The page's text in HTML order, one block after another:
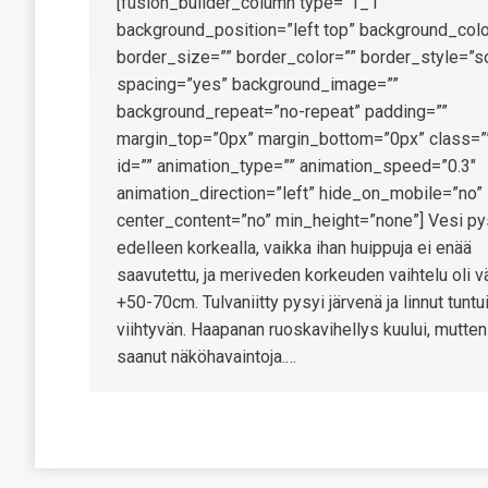
background_position=”left top”
border_size=”” border_color=””
spacing=”yes” background_image=””
background_repeat=”no-repeat” padding=””
margin_top=”0px” margin_bottom=”0px”
id=”” animation_type=”” animation_speed=”0.3″
animation_direction=”left” hide_on_mobile=”no”
center_content=”no” min_height=”none”] Vesi
edelleen korkealla, vaikka ihan huippuja ei enää
saavutettu, ja meriveden korkeuden vaihtelu oli
+50-70cm. Tulvaniitty pysyi järvenä ja linnut
viihtyvän. Haapanan ruoskavihellys kuului,
saanut näköhavaintoja.…